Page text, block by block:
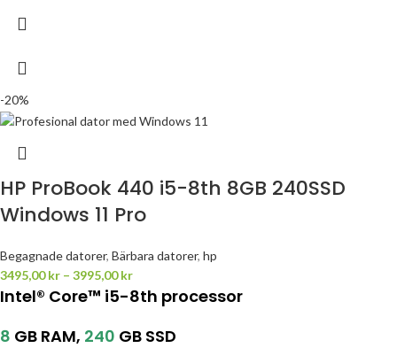
-20%
HP ProBook 440 i5-8th 8GB 240SSD
Windows 11 Pro
Begagnade datorer, Bärbara datorer, hp
3495,00kr – 3995,00kr
Intel® Core™ i5-8th processor
8 GB RAM, 240 GB SSD